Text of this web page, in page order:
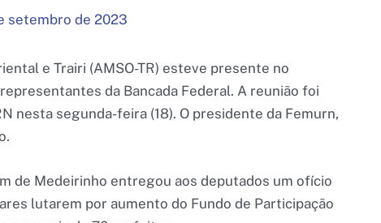
setembro de 2023
e Trairi (AMSO-TR) esteve presente no
da Bancada Federal. A reunião foi
nesta segunda-feira (18). O presidente da Femurn,
de Medeirinho entregou aos deputados um ofício
lutarem por aumento do Fundo de Participação